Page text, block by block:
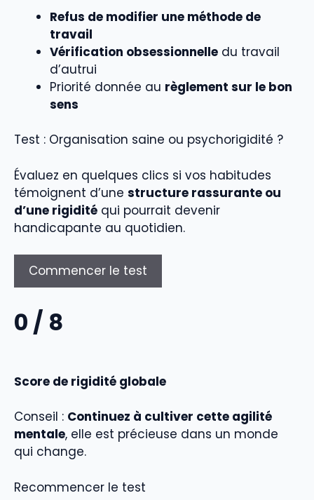
Refus de modifier une méthode de
travail
Vérification obsessionnelle du travail
d’autrui
Priorité donnée au règlement sur le bon
sens
Test : Organisation saine ou psychorigidité ?
Évaluez en quelques clics si vos habitudes
témoignent d’une structure rassurante ou
d’une rigidité qui pourrait devenir
handicapante au quotidien.
Commencer le test
0 / 8
Score de rigidité globale
Conseil : Continuez à cultiver cette agilité
mentale, elle est précieuse dans un monde
qui change.
Recommencer le test